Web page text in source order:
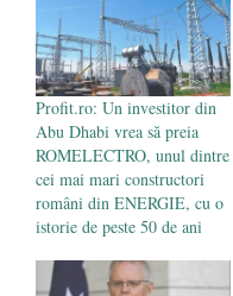
- 16 aprilie 2026
Profit.ro: Un investitor din
Abu Dhabi vrea să preia
ROMELECTRO, unul dintre
cei mai mari constructori
români din ENERGIE, cu o
istorie de peste 50 de ani